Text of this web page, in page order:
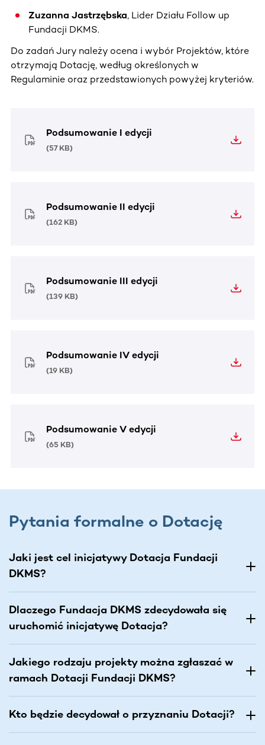
Zuzanna Jastrzębska, Lider Działu Follow up
Fundacji DKMS.
Do zadań Jury należy ocena i wybór Projektów, które
otrzymają Dotację, według określonych w
Regulaminie oraz przedstawionych powyżej kryteriów.
Podsumowanie I edycji
(57 KB)
Podsumowanie II edycji
(162 KB)
Podsumowanie III edycji
(139 KB)
Podsumowanie IV edycji
(19 KB)
Podsumowanie V edycji
(65 KB)
Pytania formalne o Dotację
Jaki jest cel inicjatywy Dotacja Fundacji
DKMS?
Dlaczego Fundacja DKMS zdecydowała się
uruchomić inicjatywę Dotacja?
Jakiego rodzaju projekty można zgłaszać w
ramach Dotacji Fundacji DKMS?
Kto będzie decydował o przyznaniu Dotacji?